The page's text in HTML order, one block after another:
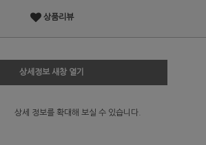
상품리뷰
상세정보 새창 열기
상세 정보를 확대해 보실 수 있습니다.